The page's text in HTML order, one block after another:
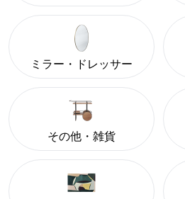
ミラー・ドレッサー
その他・雑貨